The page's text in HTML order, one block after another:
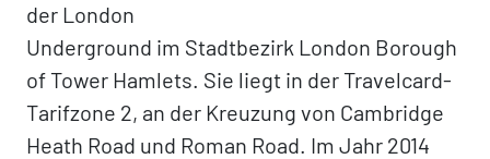
der London
Underground im Stadtbezirk London Borough
of Tower Hamlets. Sie liegt in der Travelcard-
Tarifzone 2, an der Kreuzung von Cambridge
Heath Road und Roman Road. Im Jahr 2014